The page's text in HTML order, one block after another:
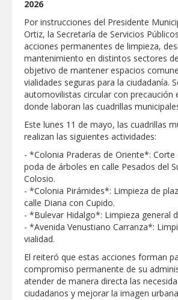
GOBIERNO
“PRESIDENCIA
COLONIAS JARDÍN
Atiende Gobierno
ciudadanos
ATIENDE COMAPA
REPORTES
073 DURANTE JULIO
Llevó Carlos Peña
Subsidio del Agua a
Prepara DIF
conmemorar el mes
adultas mayores
ABRE
AGOSTO-
Disney reconoce a
de estudiante de la
2026
Por instrucciones del Presidente
Ortiz, la Secretaría de Servicios
acciones permanentes de limpieza,
mantenimiento en distintos sectores
objetivo de mantener espacios
vialidades seguras para la ciudadanía.
automovilistas circular con precaución
donde laboran las cuadrillas
Este lunes 11 de mayo, las cuadrillas
realizan las siguientes actividades:
- *Colonia Praderas de Oriente*: Corte
poda de árboles en calle Pesados del
Colosio.
- *Colonia Pirámides*: Limpieza de
calle Diana con Cupido.
- *Bulevar Hidalgo*: Limpieza general
- *Avenida Venustiano Carranza*:
vialidad.
El reiteró que estas acciones forman
compromiso permanente de su
atender de manera directa las
ciudadanos y mejorar la imagen